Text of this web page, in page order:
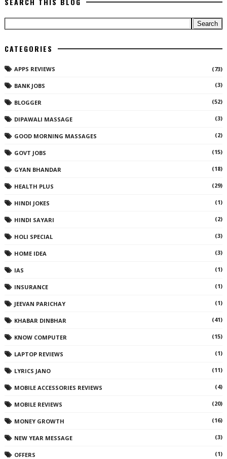
CATEGORIES
APPS REVIEWS (73)
BANK JOBS (3)
BLOGGER (52)
DIPAWALI MASSAGE (3)
GOOD MORNING MASSAGES (2)
GOVT JOBS (15)
GYAN BHANDAR (18)
HEALTH PLUS (29)
HINDI JOKES (1)
HINDI SAYARI (2)
HOLI SPECIAL (3)
HOME IDEA (3)
IAS (1)
INSURANCE (1)
JEEVAN PARICHAY (1)
KHABAR DINBHAR (41)
KNOW COMPUTER (15)
LAPTOP REVIEWS (1)
LYRICS JANO (11)
MOBILE ACCESSORIES REVIEWS (4)
MOBILE REVIEWS (20)
MONEY GROWTH (16)
NEW YEAR MESSAGE (3)
OFFERS (1)